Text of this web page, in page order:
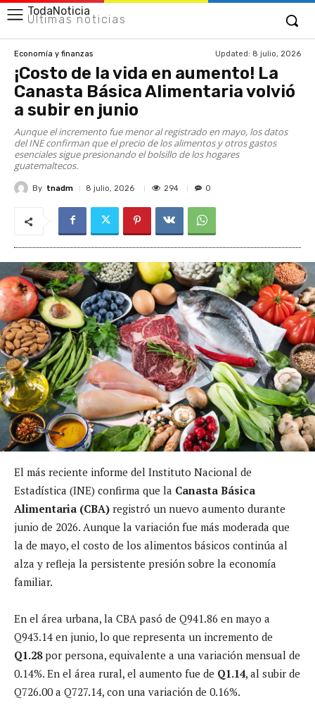
TodaNoticia
Últimas noticias
Economía y finanzas Updated: 8 julio, 2026
¡Costo de la vida en aumento! La
Canasta Básica Alimentaria volvió
a subir en junio
Aunque el incremento fue menor al registrado en mayo, los datos
del INE confirman que el precio de los alimentos y otros gastos
esenciales sigue presionando el bolsillo de los hogares
guatemaltecos.
By tnadm 8 julio, 2026 294 0
El más reciente informe del Instituto Nacional de
Estadística (INE) confirma que la Canasta Básica
Alimentaria (CBA) registró un nuevo aumento durante
junio de 2026. Aunque la variación fue más moderada que
la de mayo, el costo de los alimentos básicos continúa al
alza y refleja la persistente presión sobre la economía
familiar.
En el área urbana, la CBA pasó de Q941.86 en mayo a
Q943.14 en junio, lo que representa un incremento de
Q1.28por persona, equivalente a una variación mensual de
0.14%. En el área rural, el aumento fue de Q1.14, al subir de
Q726.00 a Q727.14, con una variación de 0.16%.